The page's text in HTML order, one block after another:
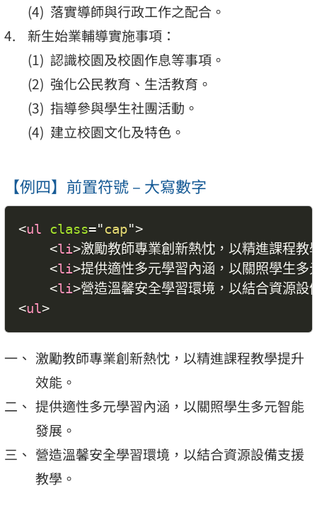
落實導師與行政工作之配合。
新生始業輔導實施事項：
認識校園及校園作息等事項。
強化公民教育、生活教育。
指導參與學生社團活動。
建立校園文化及特色。
【例四】前置符號 – 大寫數字
<ul class="cap">
<li>激勵教師專業創新熱忱，以精進課程教
<li>提供適性多元學習內涵，以關照學生多
<li>營造溫馨安全學習環境，以結合資源設
<ul>
激勵教師專業創新熱忱，以精進課程教學提升
效能。
提供適性多元學習內涵，以關照學生多元智能
發展。
營造溫馨安全學習環境，以結合資源設備支援
教學。